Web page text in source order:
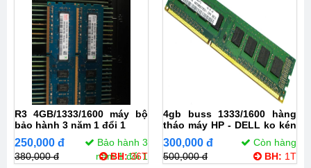
R3 4GB/1333/1600 máy bộ
bảo hành 3 năm 1 đổi 1
250,000 đ
Bảo hành 3
năm 1 đổi 1
380,000 đ BH:36T
4gb buss 1333/1600 hàng
tháo máy HP - DELL ko kén
main
300,000 đ
Còn hàng
500,000 đ
BH: 1T